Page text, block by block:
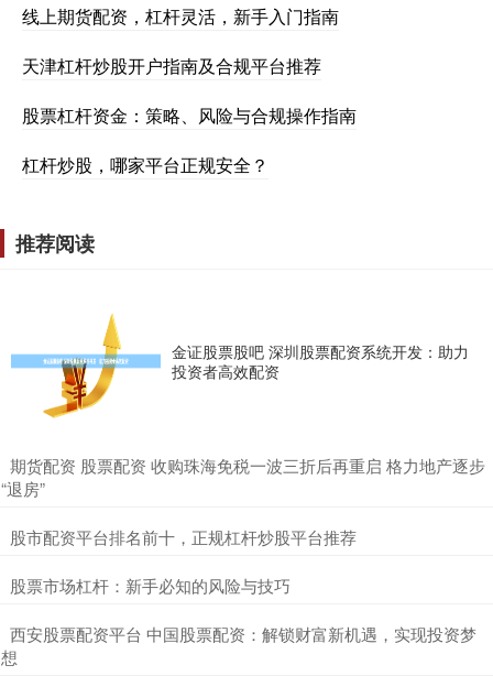
线上期货配资，杠杆灵活，新手入门指南
天津杠杆炒股开户指南及合规平台推荐
股票杠杆资金：策略、风险与合规操作指南
杠杆炒股，哪家平台正规安全？
推荐阅读
金证股票股吧 深圳股票配资系统开发：助力
投资者高效配资
​期货配资 股票配资 收购珠海免税一波三折后再重启 格力地产逐步
“退房”
​股市配资平台排名前十，正规杠杆炒股平台推荐
​股票市场杠杆：新手必知的风险与技巧
​西安股票配资平台 中国股票配资：解锁财富新机遇，实现投资梦
想